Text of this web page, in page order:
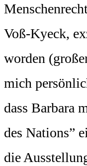
Voß-Kyeck,
worden
mich
dass Barbara
des Nations”
die